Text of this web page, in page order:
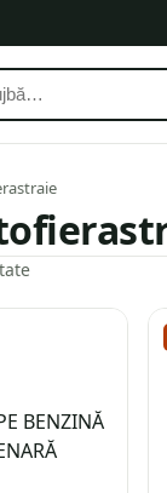
Sortat